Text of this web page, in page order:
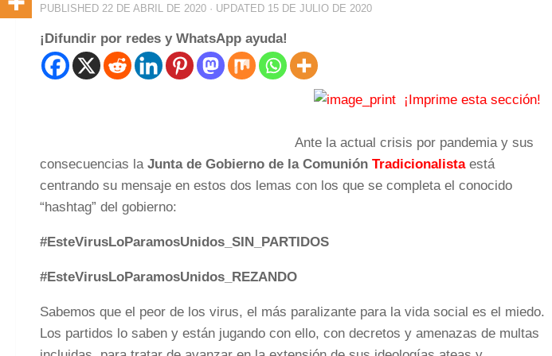
PUBLISHED 22 DE ABRIL DE 2020 · UPDATED 15 DE JULIO DE 2020
¡Difundir por redes y WhatsApp ayuda!
¡Imprime esta sección!
Ante la actual crisis por pandemia y sus
consecuencias la Junta de Gobierno de la Comunión Tradicionalistaestá
centrando su mensaje en estos dos lemas con los que se completa el conocido
“hashtag” del gobierno:
#EsteVirusLoParamosUnidos_SIN_PARTIDOS
#EsteVirusLoParamosUnidos_REZANDO
Sabemos que el peor de los virus, el más paralizante para la vida social es el miedo.
Los partidos lo saben y están jugando con ello, con decretos y amenazas de multas